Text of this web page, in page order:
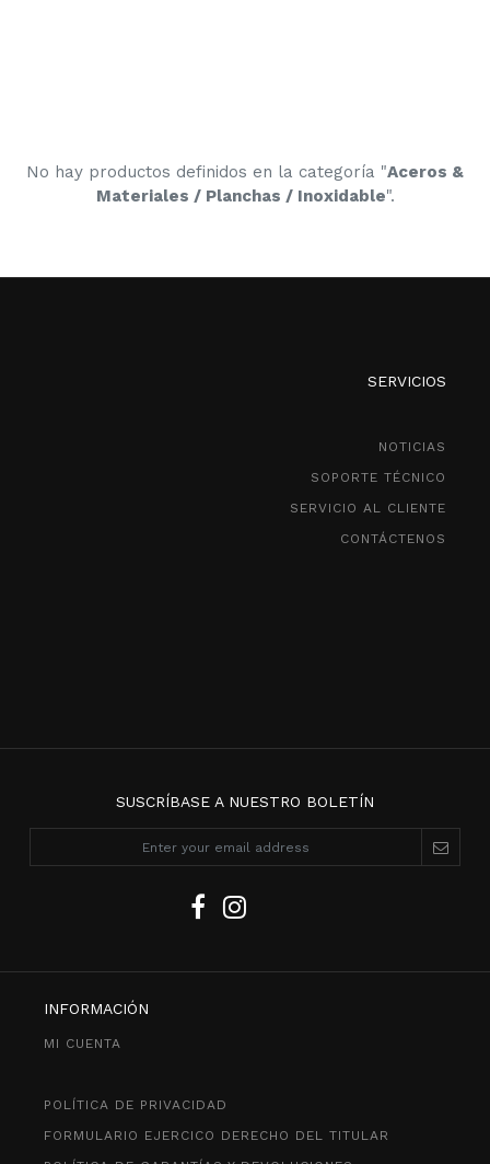
No hay productos definidos en la categoría "Aceros &
Materiales / Planchas / Inoxidable".
SERVICIOS
NOTICIAS
SOPORTE TÉCNICO
SERVICIO AL CLIENTE
CONTÁCTENOS
SUSCRÍBASE A NUESTRO BOLETÍN
INFORMACIÓN
MI CUENTA
POLÍTICA DE PRIVACIDAD
FORMULARIO EJERCICO DERECHO DEL TITULAR